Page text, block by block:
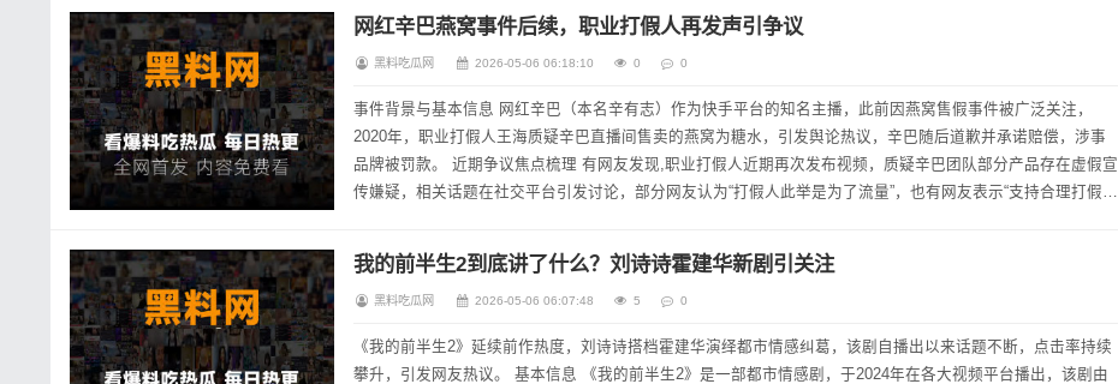
网红辛巴燕窝事件后续，职业打假人再发声引争议
黑料吃瓜网 2026-05-06 06:18:10 0 0
事件背景与基本信息 网红辛巴（本名辛有志）作为快手平台的知名主播，此前因燕窝售假事件被广泛关注，
2020年，职业打假人王海质疑辛巴直播间售卖的燕窝为糖水，引发舆论热议，辛巴随后道歉并承诺赔偿，涉事
品牌被罚款。 近期争议焦点梳理 有网友发现,职业打假人近期再次发布视频，质疑辛巴团队部分产品存在虚假宣
传嫌疑，相关话题在社交平台引发讨论，部分网友认为“打假人此举是为了流量”，也有网友表示“支持合理打假，
我的前半生2到底讲了什么？刘诗诗霍建华新剧引关注
黑料吃瓜网 2026-05-06 06:07:48 5 0
《我的前半生2》延续前作热度，刘诗诗搭档霍建华演绎都市情感纠葛，该剧自播出以来话题不断，点击率持续
攀升，引发网友热议。 基本信息 《我的前半生2》是一部都市情感剧，于2024年在各大视频平台播出，该剧由